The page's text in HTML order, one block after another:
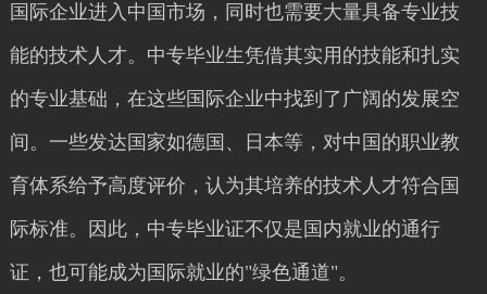
国际企业进入中国市场，同时也需要大量具备专业技
能的技术人才。中专毕业生凭借其实用的技能和扎实
的专业基础，在这些国际企业中找到了广阔的发展空
间。一些发达国家如德国、日本等，对中国的职业教
育体系给予高度评价，认为其培养的技术人才符合国
际标准。因此，中专毕业证不仅是国内就业的通行
证，也可能成为国际就业的"绿色通道"。